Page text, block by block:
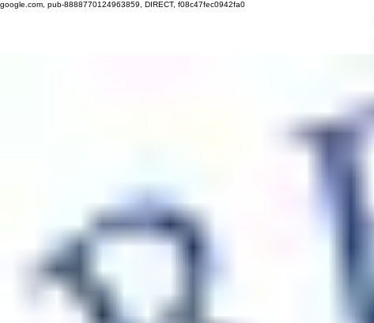
google.com, pub-8888770124963859, DIRECT, f08c47fec0942fa0